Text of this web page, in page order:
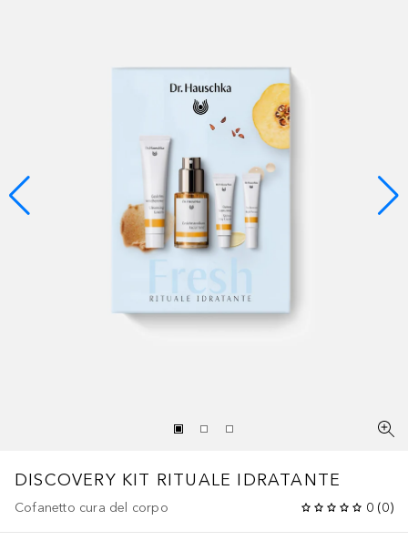
DISCOVERY KIT RITUALE IDRATANTE
Cofanetto cura del corpo 0 (0)